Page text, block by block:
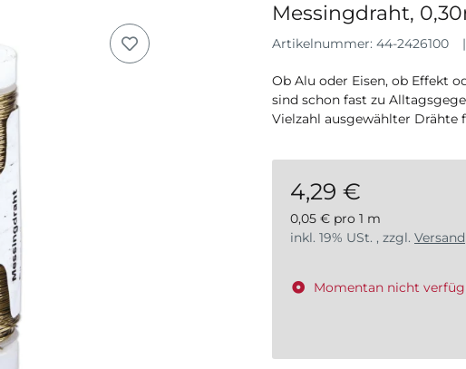
Messingdraht,
Artikelnummer: 44-2426100
Ob Alu oder Eisen, ob Effekt
sind schon fast zu
Vielzahl ausgewählter Drähte
4,29 €
0,05 € pro 1 m
inkl. 19% USt. , zzgl. Versand
Momentan nicht